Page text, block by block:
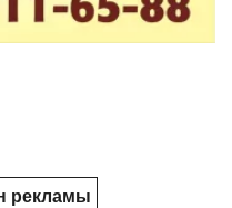
рекламы